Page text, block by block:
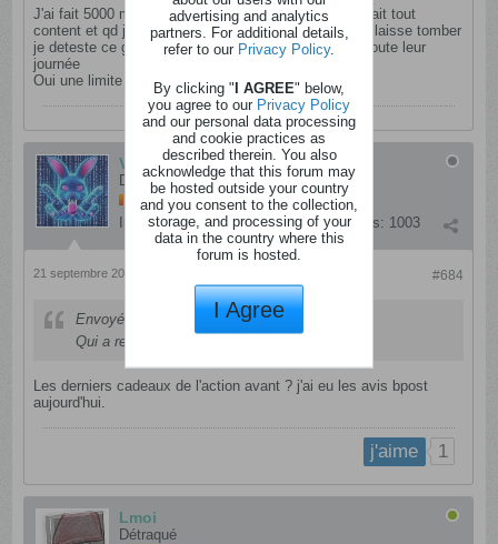
J'ai fait 5000 m ajd et 1000 et quelques en points j'était tout
content et qd je l'ai fait , que 72eme du classement. jlaisse tomber
je deteste ce genre de jeu , y en a peuvent faire ça toute leur
journée
Oui une limite serait déjà mieux
Vishnu.6020
Dérangé
Inscription: septembre 2017 Messages: 1003
#684
21 septembre 2023, 23h16
Envoyé par
Qui a reçus les plus et les t short musique ?
Les derniers cadeaux de l'action avant ? j'ai eu les avis bpost
aujourd'hui.
j'aime 1
Lmoi
Détraqué
advertising and analytics
partners. For additional details,
refer to our Privacy Policy.
By clicking "I AGREE" below,
you agree to our Privacy Policy
and our personal data processing
and cookie practices as
described therein. You also
acknowledge that this forum may
be hosted outside your country
and you consent to the collection,
storage, and processing of your
data in the country where this
forum is hosted.
I Agree